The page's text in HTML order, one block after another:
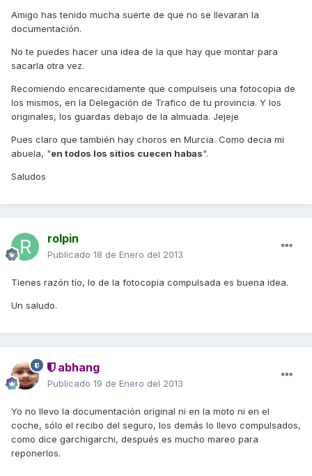
Amigo has tenido mucha suerte de que no se llevaran la
documentación.
No te puedes hacer una idea de la que hay que montar para
sacarla otra vez.
Recomiendo encarecidamente que compulseis una fotocopia de
los mismos, en la Delegación de Trafico de tu provincia. Y los
originales, los guardas debajo de la almuada. Jejeje
Pues claro que también hay choros en Murcia. Como decia mi
abuela, "en todos los sitios cuecen habas".
Saludos
rolpin
Publicado 18 de Enero del 2013
Tienes razón tío, lo de la fotocopia compulsada es buena idea.
Un saludo.
abhang
Publicado 19 de Enero del 2013
Yo no llevo la documentación original ni en la moto ni en el
coche, sólo el recibo del seguro, los demás lo llevo compulsados,
como dice garchigarchi, después es mucho mareo para
reponerlos.